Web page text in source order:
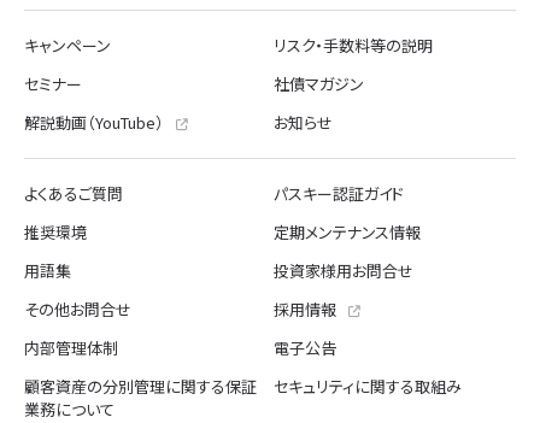
キャンペーン
リスク・手数料等の説明
セミナー
社債マガジン
解説動画（YouTube）
お知らせ
よくあるご質問
パスキー認証ガイド
推奨環境
定期メンテナンス情報
用語集
投資家様用お問合せ
その他お問合せ
採用情報
内部管理体制
電子公告
顧客資産の分別管理に関する保証
業務について
セキュリティに関する取組み